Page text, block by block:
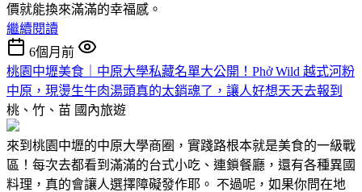
價就能換來滿滿的幸福感。
繼續閱讀
6個月前
桃園中壢美食｜中原大學私藏名單大公開！Phở Wild 越式河粉
中原，現燙生牛肉湯頭真的太銷魂了，讓人好想天天去報到
桃、竹、苗 國內旅遊
來到桃園中壢的中原大學商圈，實踐路根本就是美食的一級戰
區！每次去都看到滿滿的台式小吃、連鎖餐廳，還有各種異國
料理，真的會讓人選擇障礙發作耶。 不過呢，如果你問在地